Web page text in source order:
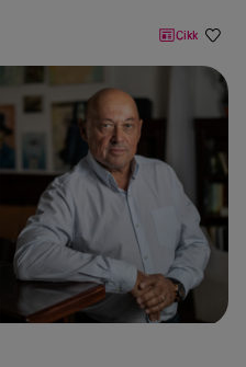
Cikk